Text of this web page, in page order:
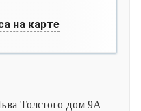
на карте
Толстого дом 9А